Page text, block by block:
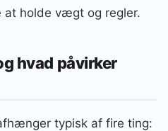
at holde vægt og regler.
hvad påvirker
typisk af fire ting: